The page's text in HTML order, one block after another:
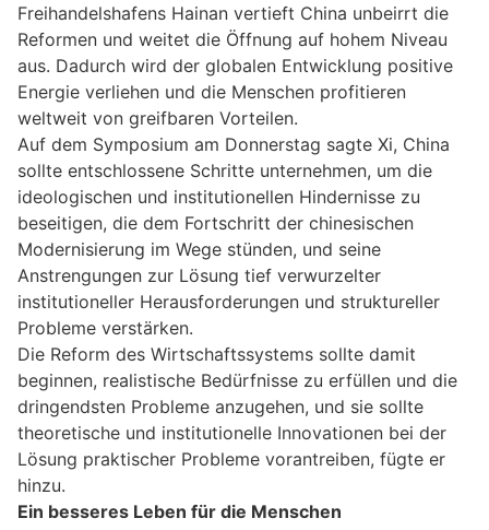
Freihandelshafens Hainan vertieft China unbeirrt die
Reformen und weitet die Öffnung auf hohem Niveau
aus. Dadurch wird der globalen Entwicklung positive
Energie verliehen und die Menschen profitieren
weltweit von greifbaren Vorteilen.
Auf dem Symposium am Donnerstag sagte Xi, China
sollte entschlossene Schritte unternehmen, um die
ideologischen und institutionellen Hindernisse zu
beseitigen, die dem Fortschritt der chinesischen
Modernisierung im Wege stünden, und seine
Anstrengungen zur Lösung tief verwurzelter
institutioneller Herausforderungen und struktureller
Probleme verstärken.
Die Reform des Wirtschaftssystems sollte damit
beginnen, realistische Bedürfnisse zu erfüllen und die
dringendsten Probleme anzugehen, und sie sollte
theoretische und institutionelle Innovationen bei der
Lösung praktischer Probleme vorantreiben, fügte er
hinzu.
Ein besseres Leben für die Menschen